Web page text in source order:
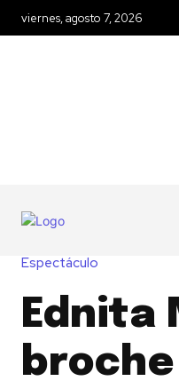
viernes, agosto 7, 2026
Espectáculo
Ednita